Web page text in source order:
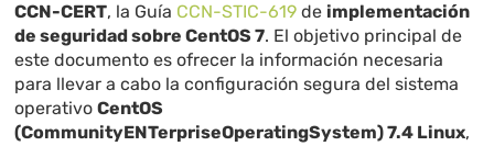
CCN-CERT, la Guía CCN-STIC-619 de implementación
de seguridad sobre CentOS 7. El objetivo principal de
este documento es ofrecer la información necesaria
para llevar a cabo la configuración segura del sistema
operativoCentOS
(CommunityENTerpriseOperatingSystem) 7.4 Linux,